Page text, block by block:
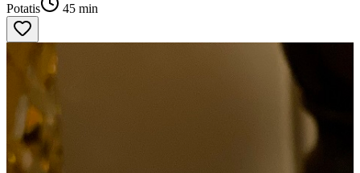
Potatis 45 min